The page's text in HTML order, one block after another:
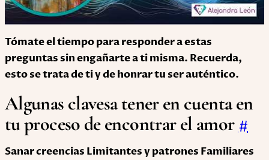
Tómate el tiempo para responder a estas
preguntas sin engañarte a ti misma. Recuerda,
esto se trata de ti y de honrar tu ser auténtico.
Algunas clavesa tener en cuenta en
tu proceso de encontrar el amor#
Sanar creencias Limitantes y patrones Familiares